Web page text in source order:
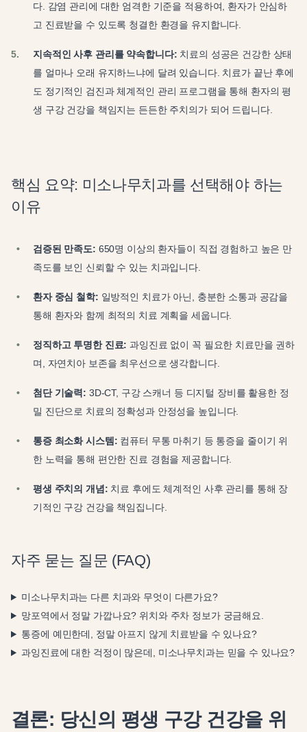
다. 감염 관리에 대한 엄격한 기준을 적용하여, 환자가 안심하
고 진료받을 수 있도록 청결한 환경을 유지합니다.
지속적인 사후 관리를 약속합니다: 치료의 성공은 건강한 상태
를 얼마나 오래 유지하느냐에 달려 있습니다. 치료가 끝난 후에
도 정기적인 검진과 체계적인 관리 프로그램을 통해 환자의 평
생 구강 건강을 책임지는 든든한 주치의가 되어 드립니다.
핵심 요약: 미소나무치과를 선택해야 하는
이유
검증된 만족도: 650명 이상의 환자들이 직접 경험하고 높은 만
족도를 보인 신뢰할 수 있는 치과입니다.
환자 중심 철학: 일방적인 치료가 아닌, 충분한 소통과 공감을
통해 환자와 함께 최적의 치료 계획을 세웁니다.
정직하고 투명한 진료: 과잉진료 없이 꼭 필요한 치료만을 권하
며, 자연치아 보존을 최우선으로 생각합니다.
첨단 기술력: 3D-CT, 구강 스캐너 등 디지털 장비를 활용한 정
밀 진단으로 치료의 정확성과 안정성을 높입니다.
통증 최소화 시스템: 컴퓨터 무통 마취기 등 통증을 줄이기 위
한 노력을 통해 편안한 진료 경험을 제공합니다.
평생 주치의 개념: 치료 후에도 체계적인 사후 관리를 통해 장
기적인 구강 건강을 책임집니다.
자주 묻는 질문 (FAQ)
미소나무치과는 다른 치과와 무엇이 다른가요?
망포역에서 정말 가깝나요? 위치와 주차 정보가 궁금해요.
통증에 예민한데, 정말 아프지 않게 치료받을 수 있나요?
과잉진료에 대한 걱정이 많은데, 미소나무치과는 믿을 수 있나요?
결론: 당신의 평생 구강 건강을 위